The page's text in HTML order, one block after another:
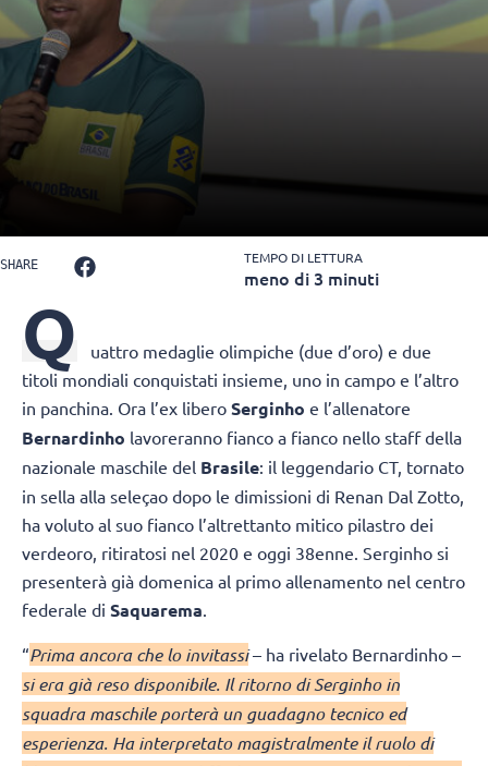
SHARE TEMPO DI LETTURA
meno di 3 minuti
Q
uattro medaglie olimpiche (due d’oro) e due
titoli mondiali conquistati insieme, uno in campo e l’altro
in panchina. Ora l’ex libero Serginho e l’allenatore
Bernardinho lavoreranno fianco a fianco nello staff della
nazionale maschile del Brasile: il leggendario CT, tornato
in sella alla seleçao dopo le dimissioni di Renan Dal Zotto,
ha voluto al suo fianco l’altrettanto mitico pilastro dei
verdeoro, ritiratosi nel 2020 e oggi 38enne. Serginho si
presenterà già domenica al primo allenamento nel centro
federale di Saquarema.
“Prima ancora che lo invitassi– ha rivelato Bernardinho –
si era già reso disponibile. Il ritorno di Serginho in
squadra maschile porterà un guadagno tecnico ed
esperienza. Ha interpretato magistralmente il ruolo di